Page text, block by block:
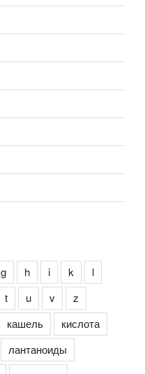
g h i k
l
t u v
z
кашель
кислота
лантаноиды